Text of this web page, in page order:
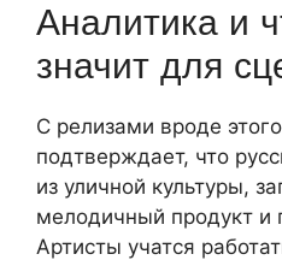
Аналитика и
значит для
С релизами вроде
подтверждает, что
из уличной культуры,
мелодичный продукт и
Артисты учатся